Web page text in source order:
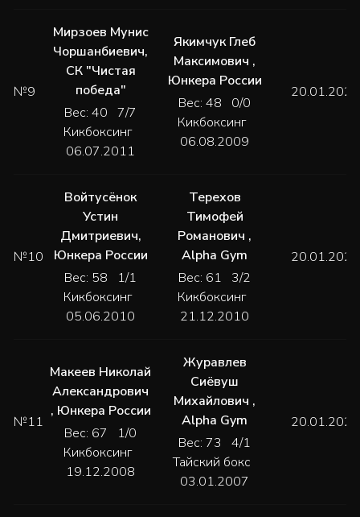
№9
Мирзоев Мунис
Чоршанбиевич,
СК "Чистая
победа"
Вес: 40 7/7
Кикбоксинг
06.07.2011
Якимчук Глеб
Максимович ,
Юнкера России
Вес: 48 0/0
Кикбоксинг
06.08.2009
20.01.2024
№10
Войтусёнок
Устин
Дмитриевич,
Юнкера России
Вес: 58 1/1
Кикбоксинг
05.06.2010
Терехов
Тимофей
Романович ,
Alpha Gym
Вес: 61 3/2
Кикбоксинг
21.12.2010
20.01.2024
№11
Макеев Николай
Александрович
, Юнкера России
Вес: 67 1/0
Кикбоксинг
19.12.2008
Журавлев
Сиёвуш
Михайлович ,
Alpha Gym
Вес: 73 4/1
Тайский бокс
03.01.2007
20.01.2024